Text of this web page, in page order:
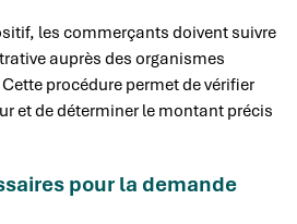
les commerçants doivent suivre
auprès des organismes
procédure permet de vérifier
et de déterminer le montant précis
pour la demande